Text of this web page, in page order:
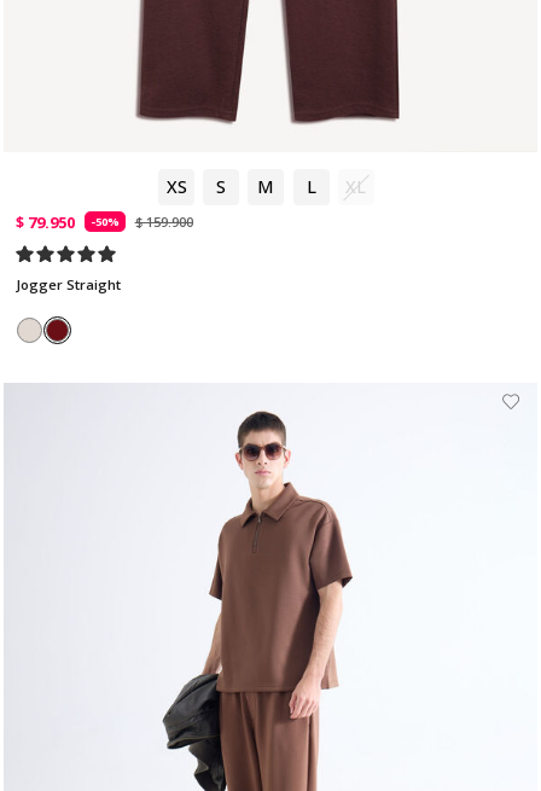
XS S M L XL
$ 79.950 -50% $ 159.900
Jogger Straight